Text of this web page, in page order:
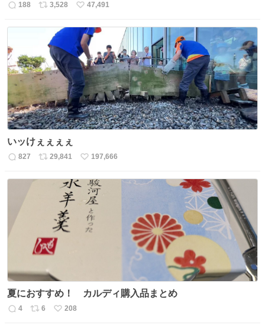
返
188
リ
数
3,528
い
ね
数
47,491
いッけぇぇぇぇ
返
827
リ
29,841
い
ね
数
197,666
夏におすすめ！ カルディ購入品まとめ
返
4
リ
6
い
208